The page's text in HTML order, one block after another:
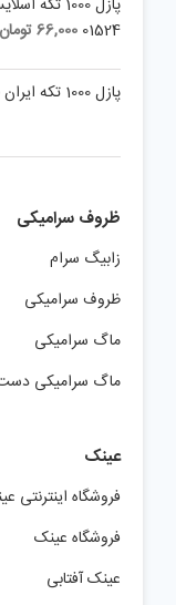
01524
66,000تومان
پازل 1000 تکه ایران طرح دهکده زیبا
ظروف سرامیکی
زابیگ سرام
ظروف سرامیکی
ماگ سرامیکی
ماگ سرامیکی
عینک
فروشگاه اینترنتی
فروشگاه عینک
عینک آفتابی